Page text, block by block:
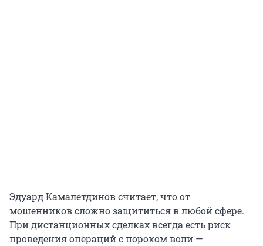
Эдуард Камалетдинов считает, что от
мошенников сложно защититься в любой сфере.
При дистанционных сделках всегда есть риск
проведения операций с пороком воли —